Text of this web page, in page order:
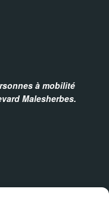
à mobilité
Malesherbes.